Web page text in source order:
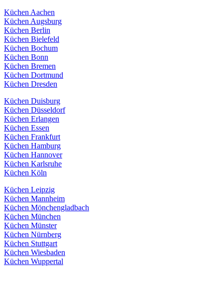
Küchen Aachen
Küchen Augsburg
Küchen Berlin
Küchen Bielefeld
Küchen Bochum
Küchen Bonn
Küchen Bremen
Küchen Dortmund
Küchen Dresden
Küchen Duisburg
Küchen Düsseldorf
Küchen Erlangen
Küchen Essen
Küchen Frankfurt
Küchen Hamburg
Küchen Hannover
Küchen Karlsruhe
Küchen Köln
Küchen Leipzig
Küchen Mannheim
Küchen Mönchengladbach
Küchen München
Küchen Münster
Küchen Nürnberg
Küchen Stuttgart
Küchen Wiesbaden
Küchen Wuppertal